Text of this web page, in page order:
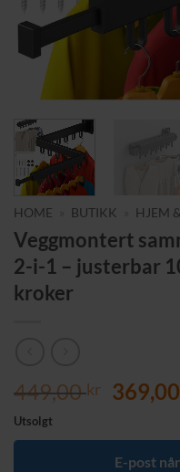
HOME BUTIKK HJEM
Veggmontert
2-i-1 – justerbar
kroker
449,00kr
var:
369,00
Utsolgt
E-post